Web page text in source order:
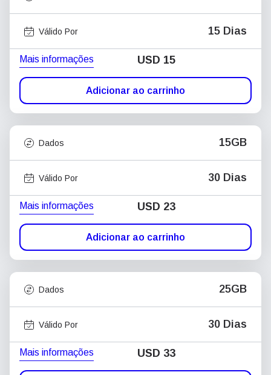
Válido Por 15 Dias
Mais informações USD 15
Adicionar ao carrinho
Dados 15GB
Válido Por 30 Dias
Mais informações USD 23
Adicionar ao carrinho
Dados 25GB
Válido Por 30 Dias
Mais informações USD 33